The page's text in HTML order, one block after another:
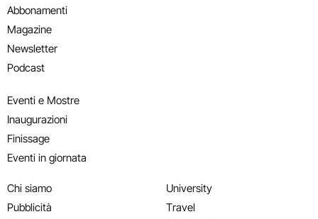
Abbonamenti
Magazine
Newsletter
Podcast
Eventi e Mostre
Inaugurazioni
Finissage
Eventi in giornata
Chi siamo
Pubblicità
University
Travel